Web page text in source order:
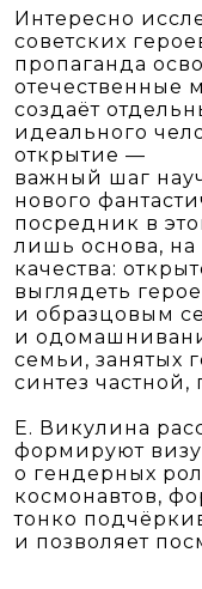
Интересно
советских
пропаганда
отечественные
создаёт
идеального
открытие —
важный шаг
нового
посредник в
лишь основа, на
качества:
выглядеть
и образцовым
и
семьи, занятых
синтез
Е. Викулина
формируют
о гендерных
космонавтов,
тонко
и позволяет